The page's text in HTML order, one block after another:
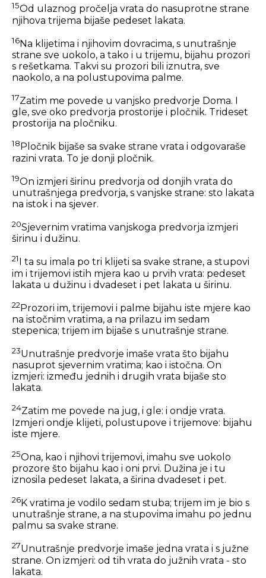
15Od ulaznog pročelja vrata do nasuprotne strane
njihova trijema bijaše pedeset lakata.
16Na klijetima i njihovim dovracima, s unutrašnje
strane sve uokolo, a tako i u trijemu, bijahu prozori
s rešetkama. Takvi su prozori bili iznutra, sve
naokolo, a na polustupovima palme.
17Zatim me povede u vanjsko predvorje Doma. I
gle, sve oko predvorja prostorije i pločnik. Trideset
prostorija na pločniku.
18 Pločnik bijaše sa svake strane vrata i odgovaraše
razini vrata. To je donji pločnik.
19On izmjeri širinu predvorja od donjih vrata do
unutrašnjega predvorja, s vanjske strane: sto lakata
na istok i na sjever.
20Sjevernim vratima vanjskoga predvorja izmjeri
širinu i dužinu.
21
I ta su imala po tri klijeti sa svake strane, a stupovi
im i trijemovi istih mjera kao u prvih vrata: pedeset
lakata u dužinu i dvadeset i pet lakata u širinu.
22Prozori im, trijemovi i palme bijahu iste mjere kao
na istočnim vratima, a na prilazu im sedam
stepenica; trijem im bijaše s unutrašnje strane.
23Unutrašnje predvorje imaše vrata što bijahu
nasuprot sjevernim vratima; kao i istočna. On
izmjeri: između jednih i drugih vrata bijaše sto
lakata.
24Zatim me povede na jug, i gle: i ondje vrata.
Izmjeri ondje klijeti, polustupove i trijemove: bijahu
iste mjere.
25Ona, kao i njihovi trijemovi, imahu sve uokolo
prozore što bijahu kao i oni prvi. Dužina je i tu
iznosila pedeset lakata, a širina dvadeset i pet.
26K vratima je vodilo sedam stuba; trijem im je bio s
unutrašnje strane, a na stupovima imahu po jednu
palmu sa svake strane.
27Unutrašnje predvorje imaše jedna vrata i s južne
strane. On izmjeri: od tih vrata do južnih vrata - sto
lakata.